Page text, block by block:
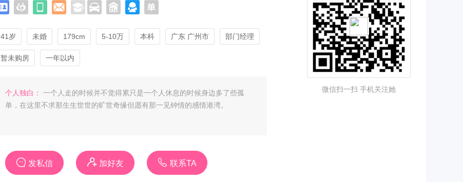
41岁 未婚 179cm 5-10万 本科 广东 广州市 部门经理
暂未购房 一年以内
个人独白：
一个人走的时候并不觉得累只是一个人休息的时候身边多了些孤
单，在这里不求那生生世世的旷世奇缘但愿有那一见钟情的感情港湾。
发私信 加好友 联系TA
微信扫一扫 手机关注她